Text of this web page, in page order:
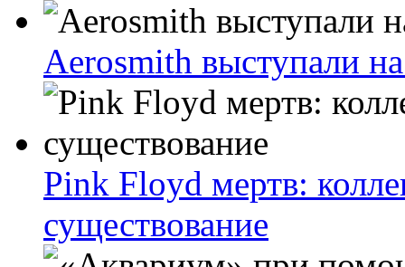
Aerosmith выступали
Pink Floyd мертв:
существование